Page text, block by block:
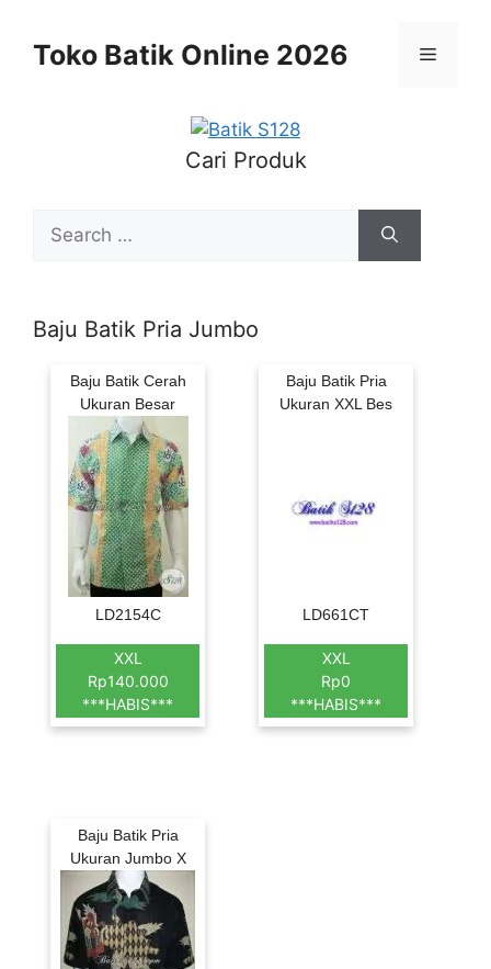
contentToko Batik Online 2026 Menu
Cari Produk
for:
Baju Batik Pria Jumbo
Baju Batik Cerah
Ukuran Besar
LD2154C
XXL
Rp140.000
***HABIS***
Baju Batik Pria
Ukuran XXL Bes
LD661CT
XXL
Rp0
***HABIS***
Baju Batik Pria
Ukuran Jumbo X